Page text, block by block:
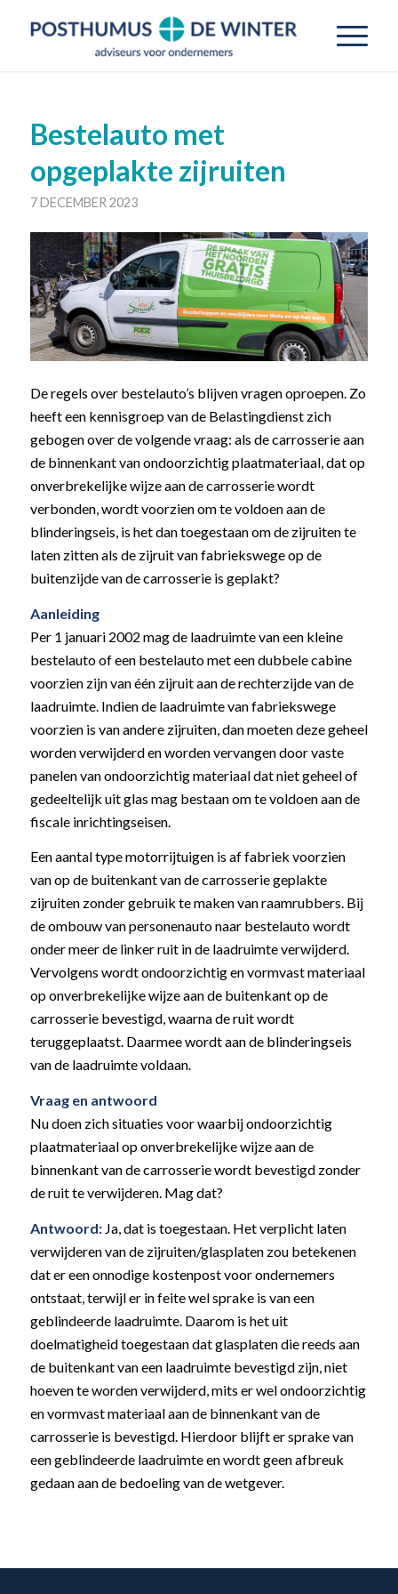
Bestelauto met
opgeplakte zijruiten
7 DECEMBER 2023
De regels over bestelauto’s blijven vragen oproepen. Zo
heeft een kennisgroep van de Belastingdienst zich
gebogen over de volgende vraag: als de carrosserie aan
de binnenkant van ondoorzichtig plaatmateriaal, dat op
onverbrekelijke wijze aan de carrosserie wordt
verbonden, wordt voorzien om te voldoen aan de
blinderingseis, is het dan toegestaan om de zijruiten te
laten zitten als de zijruit van fabriekswege op de
buitenzijde van de carrosserie is geplakt?
Aanleiding
Per 1 januari 2002 mag de laadruimte van een kleine
bestelauto of een bestelauto met een dubbele cabine
voorzien zijn van één zijruit aan de rechterzijde van de
laadruimte. Indien de laadruimte van fabriekswege
voorzien is van andere zijruiten, dan moeten deze geheel
worden verwijderd en worden vervangen door vaste
panelen van ondoorzichtig materiaal dat niet geheel of
gedeeltelijk uit glas mag bestaan om te voldoen aan de
fiscale inrichtingseisen.
Een aantal type motorrijtuigen is af fabriek voorzien
van op de buitenkant van de carrosserie geplakte
zijruiten zonder gebruik te maken van raamrubbers. Bij
de ombouw van personenauto naar bestelauto wordt
onder meer de linker ruit in de laadruimte verwijderd.
Vervolgens wordt ondoorzichtig en vormvast materiaal
op onverbrekelijke wijze aan de buitenkant op de
carrosserie bevestigd, waarna de ruit wordt
teruggeplaatst. Daarmee wordt aan de blinderingseis
van de laadruimte voldaan.
Vraag en antwoord
Nu doen zich situaties voor waarbij ondoorzichtig
plaatmateriaal op onverbrekelijke wijze aan de
binnenkant van de carrosserie wordt bevestigd zonder
de ruit te verwijderen. Mag dat?
Antwoord:Ja, dat is toegestaan. Het verplicht laten
verwijderen van de zijruiten/glasplaten zou betekenen
dat er een onnodige kostenpost voor ondernemers
ontstaat, terwijl er in feite wel sprake is van een
geblindeerde laadruimte. Daarom is het uit
doelmatigheid toegestaan dat glasplaten die reeds aan
de buitenkant van een laadruimte bevestigd zijn, niet
hoeven te worden verwijderd, mits er wel ondoorzichtig
en vormvast materiaal aan de binnenkant van de
carrosserie is bevestigd. Hierdoor blijft er sprake van
een geblindeerde laadruimte en wordt geen afbreuk
gedaan aan de bedoeling van de wetgever.